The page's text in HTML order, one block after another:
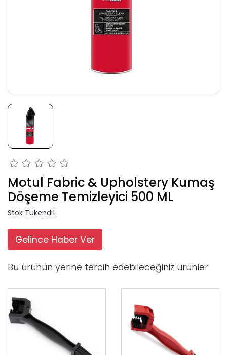
Motul Fabric & Upholstery Kumaş
Döşeme Temizleyici 500 ML
Stok Tükendi!
Gelince Haber Ver
Bu ürünün yerine tercih edebileceğiniz ürünler